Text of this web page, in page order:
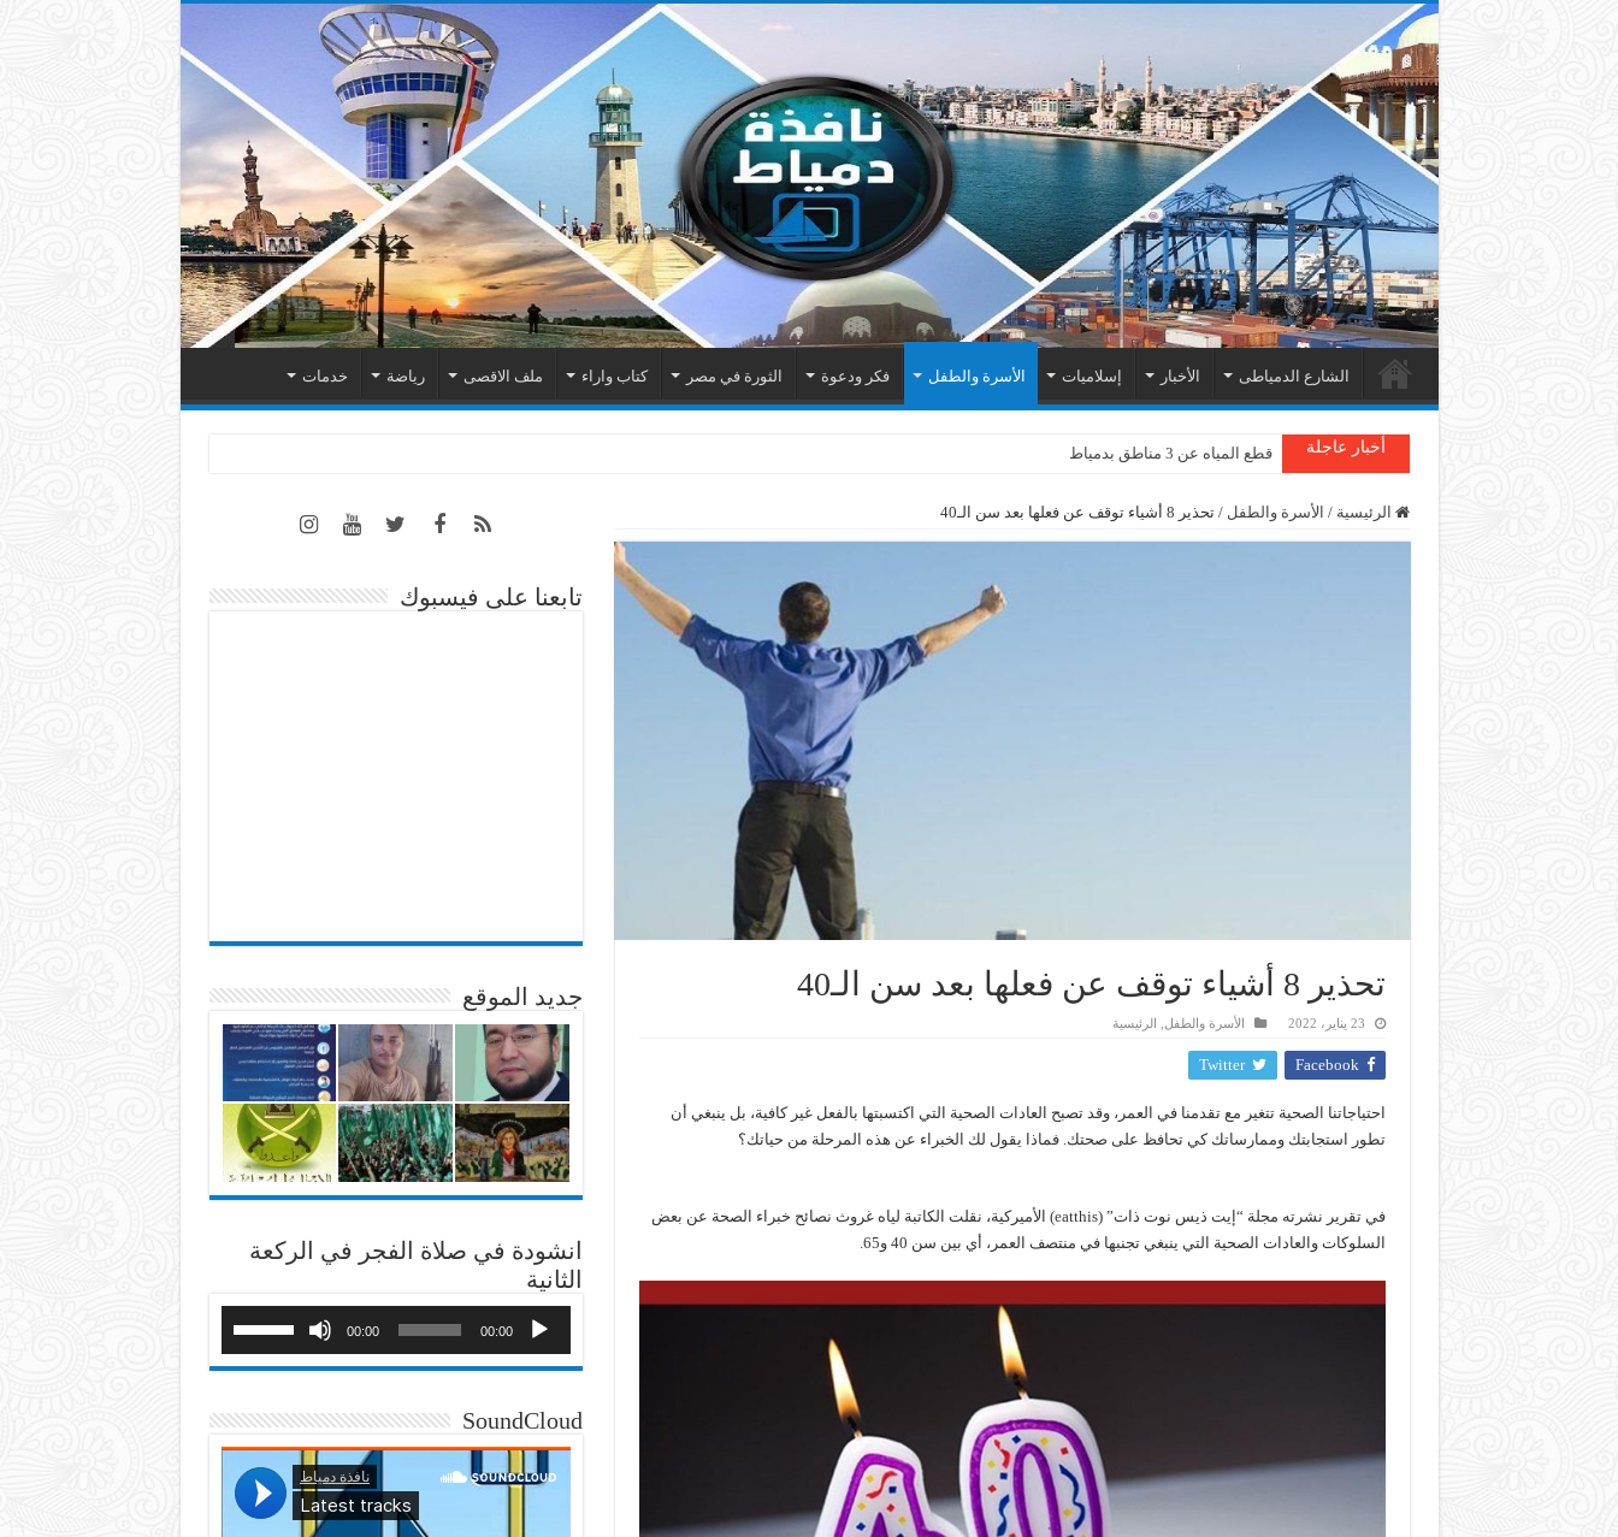
الشارع الدمياطى الأخبار إسلاميات الأسرة والطفل فكر ودعوة الثورة في مصر كتاب واراء ملف الاقصى رياضة خدمات
أخبار عاجلة قطع المياه عن 3 مناطق بدمياط
دمياط : سقوط شجرة على الأسلاك الكهربائية بمنطقة المطرى
الرئيسية / الأسرة والطفل / تحذير 8 أشياء توقف عن فعلها بعد سن الـ40
تحذير 8 أشياء توقف عن فعلها بعد سن الـ40
23 يناير، 2022 الأسرة والطفل الرئيسية
Facebook
Twitter
احتياجاتنا الصحية تتغير مع تقدمنا في العمر، وقد تصبح العادات الصحية التي اكتسبتها بالفعل غير كافية، بل ينبغي أن
تطور استجابتك وممارساتك كي تحافظ على صحتك. فماذا يقول لك الخبراء عن هذه المرحلة من حياتك؟
في تقرير نشرته مجلة “إيت ذيس نوت ذات” (eatthis) الأميركية، نقلت الكاتبة لياه غروث نصائح خبراء الصحة عن بعض
السلوكات والعادات الصحية التي ينبغي تجنبها في منتصف العمر، أي بين سن 40 و65.
تابعنا على فيسبوك
جديد الموقع
انشودة في صلاة الفجر في الركعة
الثانية
00:00
00:00
SoundCloud